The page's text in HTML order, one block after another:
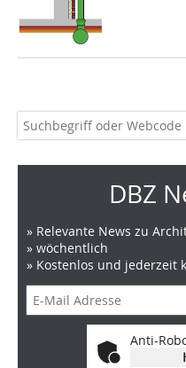
DBZ
» Relevante News zu
» wöchentlich
» Kostenlos und jederzeit
Anti-